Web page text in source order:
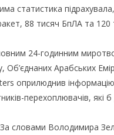
статистика
88 тисяч БпЛА та
24-годинним
Арабських
оприлюднив
перехоплювачів, які
За словами Володимира